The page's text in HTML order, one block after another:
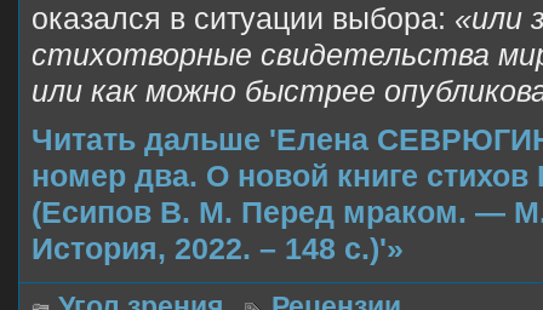
оказался в ситуации выбора: «или
стихотворные свидетельства
или как можно быстрее
Читать дальше 'Елена
номер два. О новой книге стихов
(Есипов В. М. Перед мраком. —
История, 2022. – 148 с.)'»